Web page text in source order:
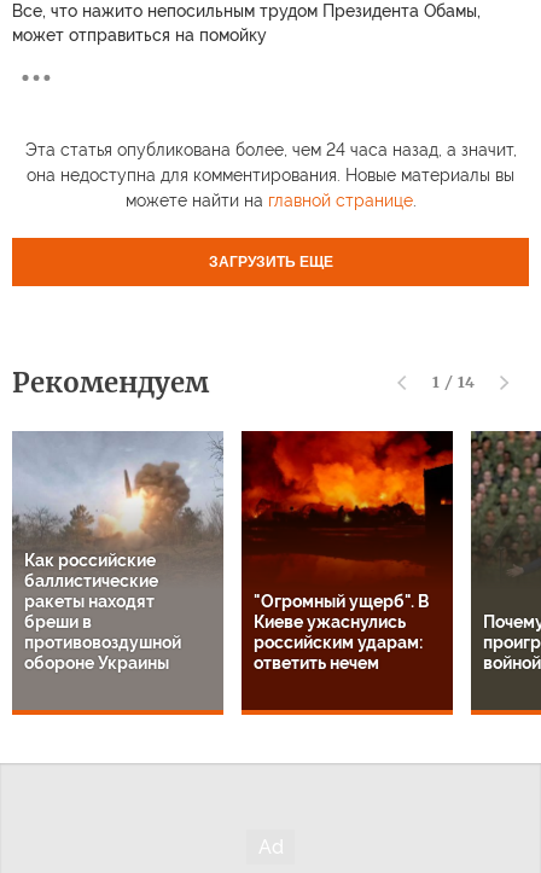
Все, что нажито непосильным трудом Президента Обамы,
может отправиться на помойку
Эта статья опубликована более, чем 24 часа назад, а значит,
она недоступна для комментирования. Новые материалы вы
можете найти на главной странице.
ЗАГРУЗИТЬ ЕЩЕ
Рекомендуем 1 / 14
Как российские
баллистические
ракеты находят
бреши в
противовоздушной
обороне Украины
"Огромный ущерб". В
Киеве ужаснулись
российским ударам:
ответить нечем